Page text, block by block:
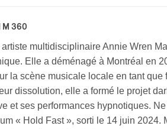
M 360
multidisciplinaire Annie Wren
Elle a déménagé à Montréal en
la scène musicale locale en tant
dissolution, elle a formé le projet
et ses performances hypnotiques.
« Hold Fast », sorti le 14 juin